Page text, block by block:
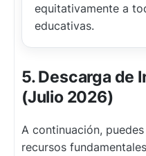
equitativamente a
educativas.
5. Descarga de
(Julio 2026)
A continuación,
recursos